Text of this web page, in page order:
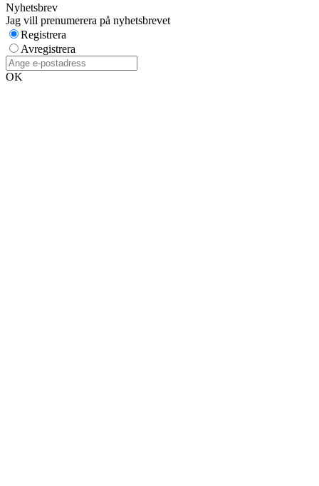
Nyhetsbrev
Jag vill prenumerera på nyhetsbrevet
Registrera
Avregistrera
OK